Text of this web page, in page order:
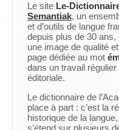
Le site Le-
Semantiak, un
et d’outils de langue
depuis plus de 30
une image de qualité
page dédiée au mot
dans un travail
éditoriale.
Le dictionnaire de
place à part : c’est la
historique de la
s’étend sur plusieurs